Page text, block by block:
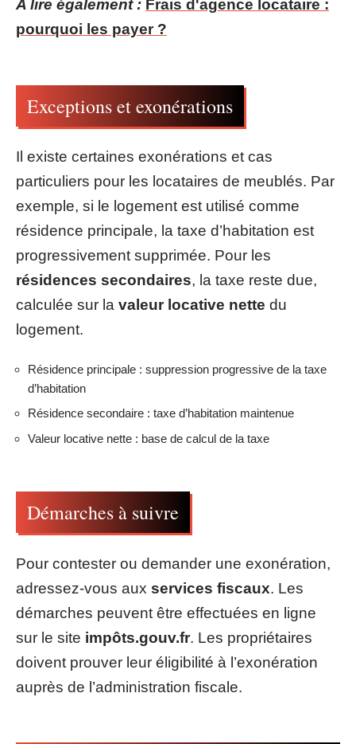
A lire également : Frais d'agence locataire :
pourquoi les payer ?
Exceptions et exonérations
Il existe certaines exonérations et cas
particuliers pour les locataires de meublés. Par
exemple, si le logement est utilisé comme
résidence principale, la taxe d’habitation est
progressivement supprimée. Pour les
résidences secondaires, la taxe reste due,
calculée sur la valeur locative nette du
logement.
Résidence principale : suppression progressive de la taxe
d’habitation
Résidence secondaire : taxe d’habitation maintenue
Valeur locative nette : base de calcul de la taxe
Démarches à suivre
Pour contester ou demander une exonération,
adressez-vous aux services fiscaux. Les
démarches peuvent être effectuées en ligne
sur le site impôts.gouv.fr. Les propriétaires
doivent prouver leur éligibilité à l’exonération
auprès de l’administration fiscale.